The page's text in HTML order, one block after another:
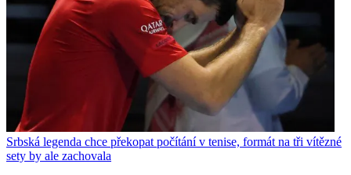
Srbská legenda chce překopat počítání v tenise, formát na tři vítězné
sety by ale zachovala